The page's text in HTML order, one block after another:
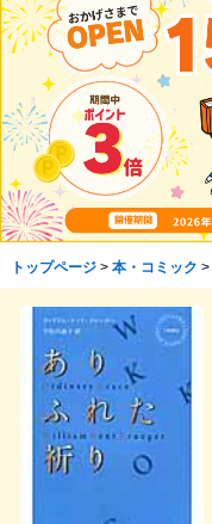
トップページ> 本・コミック >